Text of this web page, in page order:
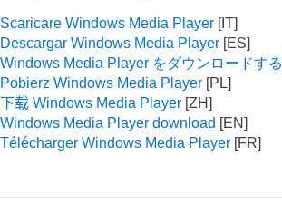
Scaricare Windows Media Player
Descargar Windows Media Player
Windows Media Player をダウンロードする
Pobierz Windows Media Player
下载 Windows Media Player
Windows Media Player download
Télécharger Windows Media Player